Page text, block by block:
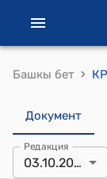
Башкы бет ›
Документ
Редакция
03.10.2019